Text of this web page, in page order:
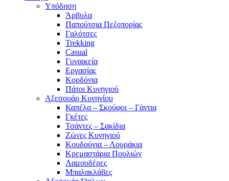
Υπόδηση
Άρβυλα
Παπούτσια Πεζοπορίας
Γαλότσες
Trekking
Casual
Γυναικεία
Εργασίας
Κορδόνια
Πάτοι Κυνηγιού
Αξεσουάρ Κυνηγίου
Καπέλα – Σκούφοι – Γάντια
Γκέτες
Τσάντες – Σακίδια
Ζώνες Κυνηγιού
Κουδούνια – Λουράκια
Κρεμαστάρια Πουλιών
Λαμουδέρες
Μπαλακλάβες